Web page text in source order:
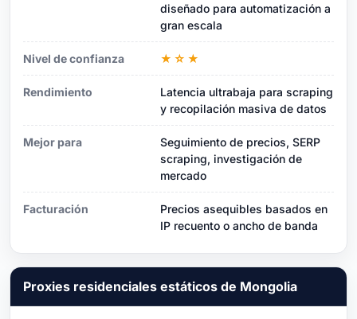
diseñado para automatización a
gran escala
Nivel de confianza ★☆★
Rendimiento
Latencia ultrabaja para scraping
y recopilación masiva de datos
Mejor para
Seguimiento de precios, SERP
scraping, investigación de
mercado
Facturación
Precios asequibles basados ​​en
IP recuento o ancho de banda
Proxies residenciales estáticos de Mongolia